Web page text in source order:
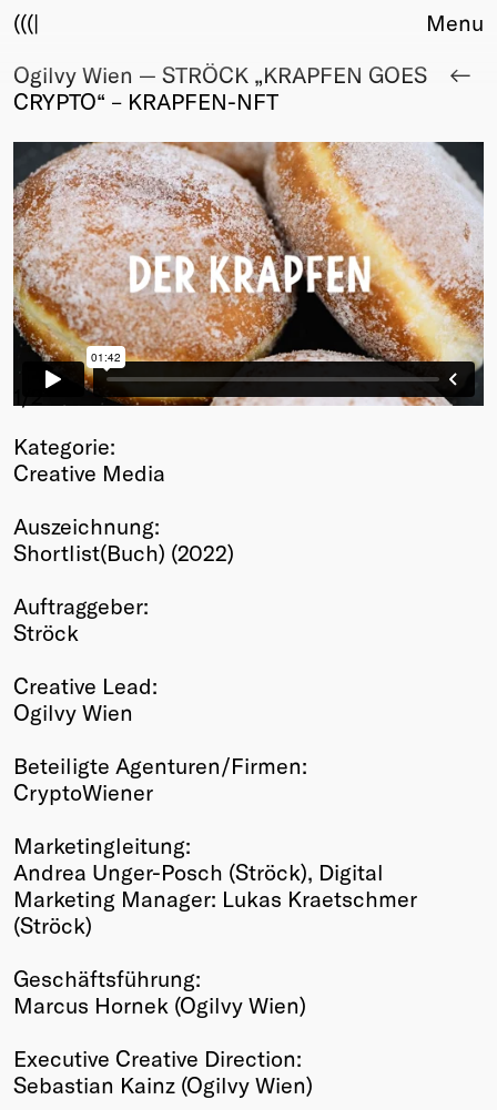
(((|
About
Club
Sponsors
Fair Work
TBD
Events
Upcoming
Past
Membership
Info
Young Creatives
Friends of Creativity
Winners
2026
Annual
Menu
Ogilvy Wien — STRÖCK „KRAPFEN GOES
CRYPTO“ – KRAPFEN-NFT
Kategorie:
Creative Media
Auszeichnung:
Shortlist(Buch) (2022)
Auftraggeber:
Ströck
Creative Lead:
Ogilvy Wien
Beteiligte Agenturen/Firmen:
CryptoWiener
Marketingleitung:
Andrea Unger-Posch (Ströck), Digital
Marketing Manager: Lukas Kraetschmer
(Ströck)
Geschäftsführung:
Marcus Hornek (Ogilvy Wien)
Executive Creative Direction:
Sebastian Kainz (Ogilvy Wien)